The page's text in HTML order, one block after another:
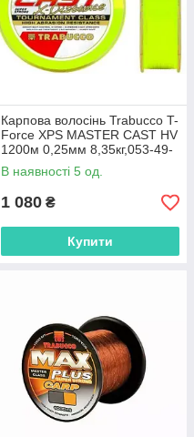
Карпова волосінь Trabucco T-
Force XPS MASTER CAST HV
1200м 0,25мм 8,35кг,053-49-
925
В наявності 5 од.
1 080 ₴
Купити